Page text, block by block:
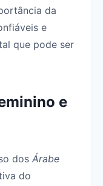
da
e
que pode ser
e
dos Árabe
do